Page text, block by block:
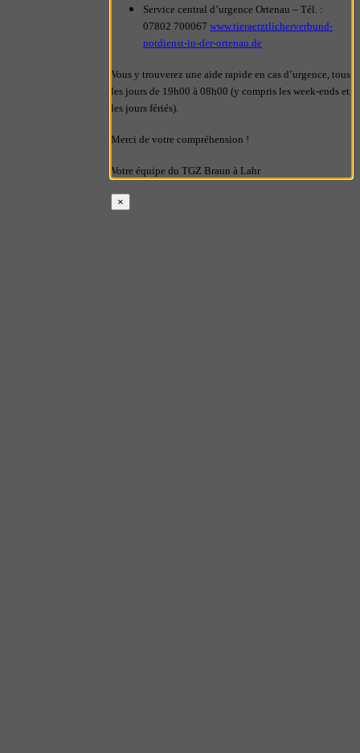
Service central d’urgence Ortenau – Tél. :
07802 700067 www.tieraerztlicherverbund-
notdienst-in-der-ortenau.de
Vous y trouverez une aide rapide en cas d’urgence, tous
les jours de 19h00 à 08h00 (y compris les week-ends et
les jours fériés).
Merci de votre compréhension !
Votre équipe du TGZ Braun à Lahr
×